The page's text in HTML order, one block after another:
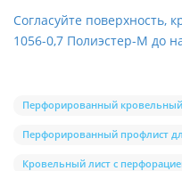
Согласуйте поверхность,
1056-0,7 Полиэстер-М до
Перфорированный
Перфорированный профлист
Кровельный лист с